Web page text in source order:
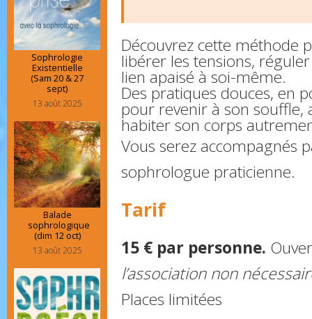
Découvrez cette méthode
libérer les tensions,
lien apaisé à soi-même.
Des pratiques douces, en
pour revenir à son souffle,
habiter son corps
Vous serez accompagnés
sophrologue praticienne.
Tarif
15 € par personne.
l’association non
Places limitées
Sophrologie
Existentielle
(Sam 20 & 27
sept)
13 août 2025
Balade
sophrologique
(dim 12 oct)
13 août 2025